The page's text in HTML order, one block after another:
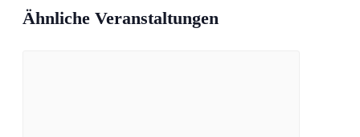
Ähnliche Veranstaltungen